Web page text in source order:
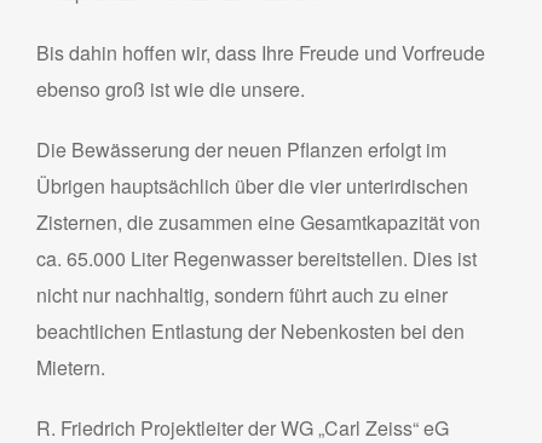
Bis dahin hoffen wir, dass Ihre Freude und Vorfreude
ebenso groß ist wie die unsere.
Die Bewässerung der neuen Pflanzen erfolgt im
Übrigen hauptsächlich über die vier unterirdischen
Zisternen, die zusammen eine Gesamtkapazität von
ca. 65.000 Liter Regenwasser bereitstellen. Dies ist
nicht nur nachhaltig, sondern führt auch zu einer
beachtlichen Entlastung der Nebenkosten bei den
Mietern.
R. Friedrich Projektleiter der WG „Carl Zeiss“ eG